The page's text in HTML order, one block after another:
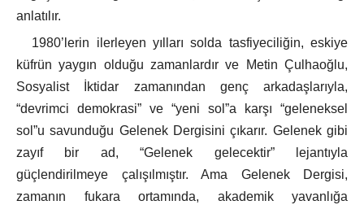
anlatılır.
1980’lerin ilerleyen yılları solda tasfiyeciliğin, eskiye
küfrün yaygın olduğu zamanlardır ve Metin Çulhaoğlu,
Sosyalist İktidar zamanından genç arkadaşlarıyla,
“devrimci demokrasi” ve “yeni sol”a karşı “geleneksel
sol”u savunduğu Gelenek Dergisini çıkarır. Gelenek gibi
zayıf bir ad, “Gelenek gelecektir” lejantıyla
güçlendirilmeye çalışılmıştır. Ama Gelenek Dergisi,
zamanın fukara ortamında, akademik yavanlığa